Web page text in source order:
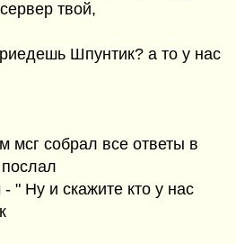
твой,
Шпунтик? а то у нас
собрал все ответы в
" Ну и скажите кто у нас